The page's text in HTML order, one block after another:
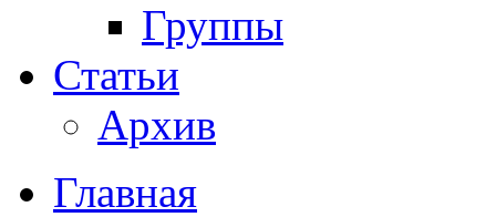
Группы
Статьи
Архив
Главная